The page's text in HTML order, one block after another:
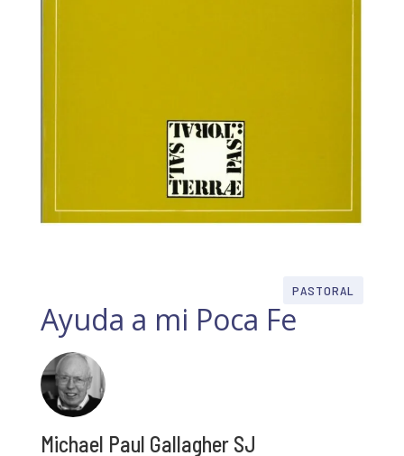
PASTORAL
Ayuda a mi Poca Fe
Michael Paul Gallagher SJ